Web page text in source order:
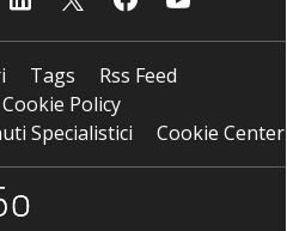
Tags
Rss Feed
Policy
Specialistici
Cookie Center